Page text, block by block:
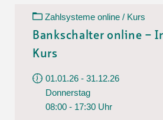
Zahlsysteme online / Kurs
Bankschalter online –
Kurs
01.01.26 - 31.12.26
Donnerstag
08:00 - 17:30 Uhr